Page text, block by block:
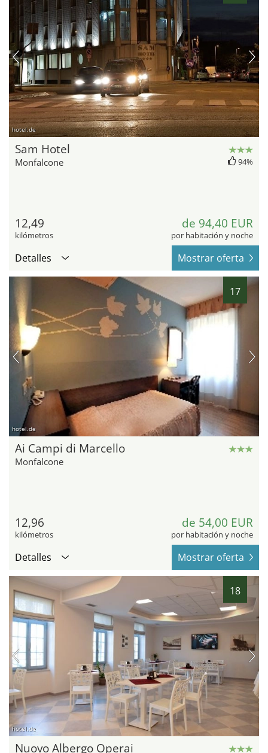
hotel.de
Sam Hotel
Monfalcone 94%
12,49
kilómetros
de 94,40 EUR
por habitación y noche
Detalles Mostrar oferta
17
hotel.de
Ai Campi di Marcello
Monfalcone
12,96
kilómetros
de 54,00 EUR
por habitación y noche
Detalles Mostrar oferta
18
hotel.de
Nuovo Albergo Operai